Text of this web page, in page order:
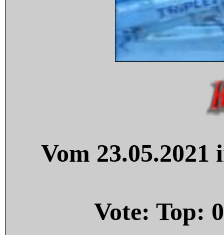
Vom
Vote: Top: 0